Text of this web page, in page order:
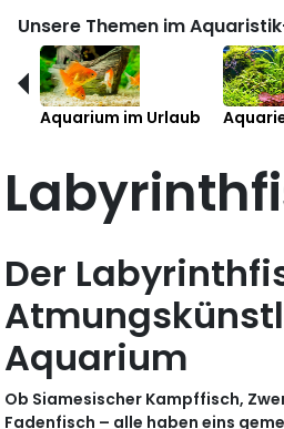
Unsere Themen im
Aquarium im Urlaub
Der
Aquarium
Ob Siamesischer Kampffisch,
Fadenfisch – alle haben eins